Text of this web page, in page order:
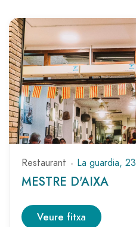
Restaurant La guardia, 23
MESTRE D'AIXA
Veure fitxa